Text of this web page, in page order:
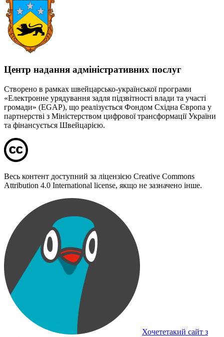
Центр надання адміністративних послуг
Створено в рамках швейцарсько-української програми
«Електронне урядування задля підзвітності влади та участі
громади» (EGAP), що реалізується Фондом Східна Європа у
партнерстві з Міністерством цифрової трансформації України
та фінансується Швейцарією.
Весь контент доступний за ліцензією Creative Commons
Attribution 4.0 International license, якщо не зазначено інше.
Хочететакий сайт з